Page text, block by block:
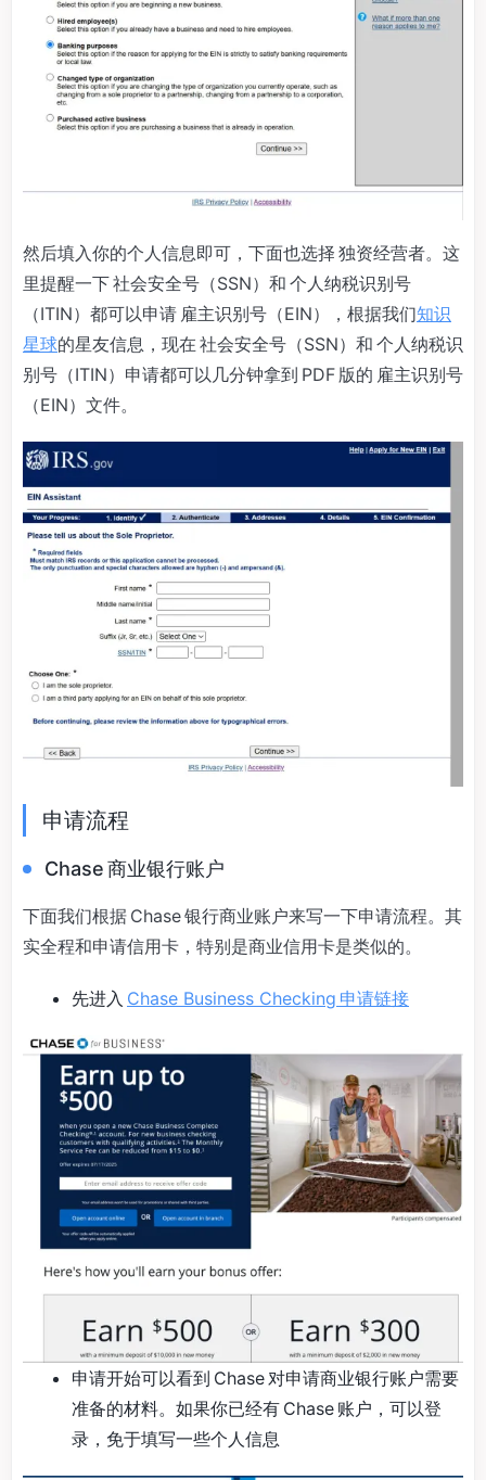
然后填入你的个人信息即可，下面也选择 独资经营者。这
里提醒一下 社会安全号（SSN）和 个人纳税识别号
（ITIN）都可以申请 雇主识别号（EIN），根据我们知识
星球的星友信息，现在 社会安全号（SSN）和 个人纳税识
别号（ITIN）申请都可以几分钟拿到 PDF 版的 雇主识别号
（EIN）文件。
申请流程
Chase 商业银行账户
下面我们根据 Chase 银行商业账户来写一下申请流程。其
实全程和申请信用卡，特别是商业信用卡是类似的。
先进入 Chase Business Checking 申请链接
申请开始可以看到 Chase 对申请商业银行账户需要
准备的材料。如果你已经有 Chase 账户，可以登
录，免于填写一些个人信息